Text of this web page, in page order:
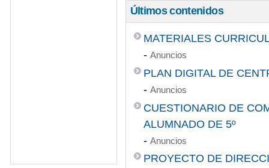
Últimos contenidos
MATERIALES
- Anuncios
PLAN DIGITAL DE
- Anuncios
CUESTIONARIO DE
ALUMNADO DE 5º
- Anuncios
PROYECTO DE